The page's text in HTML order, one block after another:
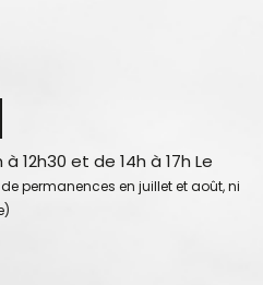
12h30 et de 14h à 17h Le
permanences en juillet et août, ni